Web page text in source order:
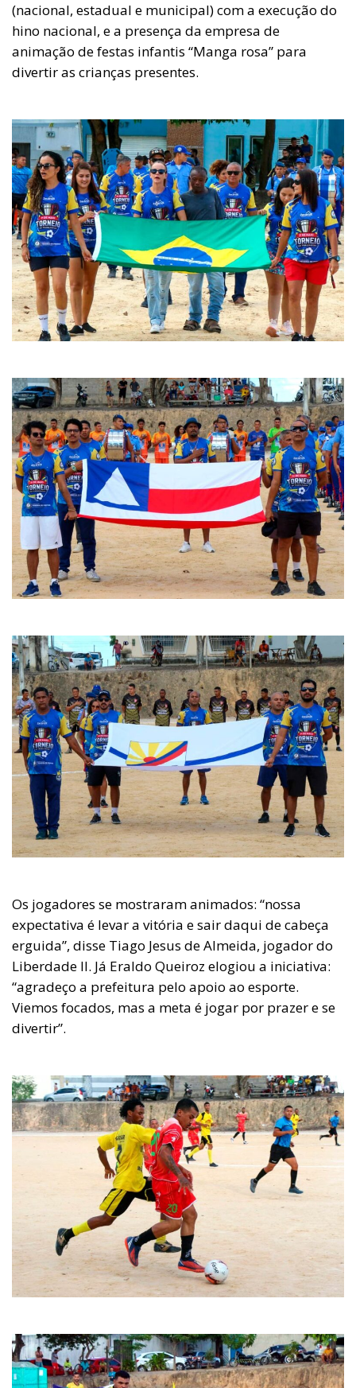
(nacional, estadual e municipal) com a execução do
hino nacional, e a presença da empresa de
animação de festas infantis “Manga rosa” para
divertir as crianças presentes.
Os jogadores se mostraram animados: “nossa
expectativa é levar a vitória e sair daqui de cabeça
erguida”, disse Tiago Jesus de Almeida, jogador do
Liberdade II. Já Eraldo Queiroz elogiou a iniciativa:
“agradeço a prefeitura pelo apoio ao esporte.
Viemos focados, mas a meta é jogar por prazer e se
divertir”.